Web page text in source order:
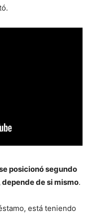
posicionó segundo
de si mismo.
está teniendo